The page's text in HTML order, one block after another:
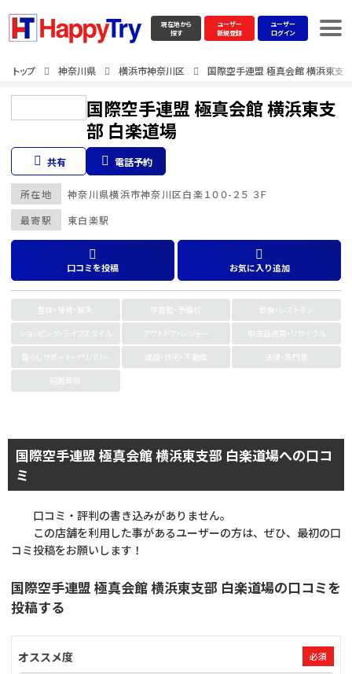
現在地から
探す
ユーザー
新規登録
ユーザー
ログイン
トップ 神奈川県 横浜市神奈川区 国際空手連盟 極真会館 横浜東支
国際空手連盟 極真会館 横浜東支
部 白楽道場
共有 電話予約
最寄駅 東白楽駅
所在地 神奈川県横浜市神奈川区白楽１００-２５ ３Ｆ
口コミを投稿 お気に入り追加
整体・接骨・鍼灸 学習塾・予備校
飲食・レストラン
ショッピング・ライフスタイル
アウトドア・レジャー
中古品売買・リサイクル
暮らしサポート・デリバリー
建設・住宅・不動産
法律・専門家
冠婚葬祭
国際空手連盟 極真会館 横浜東支部 白楽道場への口コ
ミ
口コミ・評判の書き込みがありません。
この店舗を利用した事があるユーザーの方は、ぜひ、最初の口
コミ投稿をお願いします！
国際空手連盟 極真会館 横浜東支部 白楽道場の口コミを
投稿する
オススメ度 必須